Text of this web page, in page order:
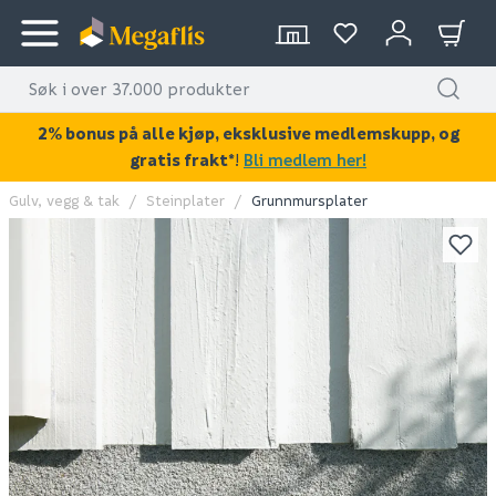
KAN DISSE VÆRE AV INTERESSE?
Gulv, vegg & tak Steinplater Grunnmursplater
2% bonus på alle kjøp, eksklusive medlemskupp, og
gratis frakt*! Bli medlem her!